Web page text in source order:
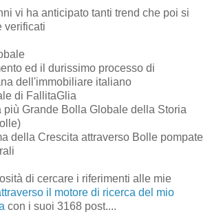
vi ha anticipato tanti trend che poi si
verificati
ed il durissimo processo di
dell'immobiliare italiano
di FallitaGlia
Grande Bolla Globale della Storia
della Crescita attraverso Bolle pompate
di cercare i riferimenti alle mie
il motore di ricerca del mio
con i suoi 3168 post....